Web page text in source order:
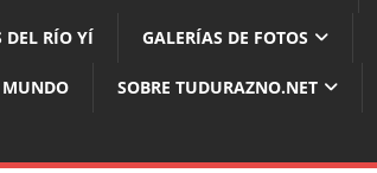
DEL RÍO YÍ GALERÍAS DE FOTOS
MUNDO SOBRE TUDURAZNO.NET